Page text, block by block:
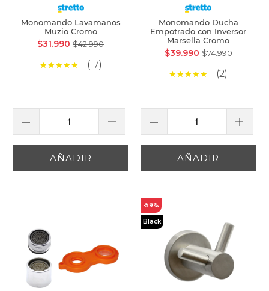
Monomando Lavamanos
Muzio Cromo
$31.990$42.990
(17)
AÑADIR
Monomando Ducha
Empotrado con Inversor
Marsella Cromo
$39.990 $74.990
(2)
AÑADIR
-59%
Black